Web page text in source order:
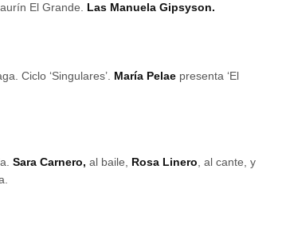
El Grande. Las Manuela Gipsyson.
Ciclo ‘Singulares’. María Pelae presenta ‘El
Sara Carnero, al baile, Rosa Linero , al cante, y